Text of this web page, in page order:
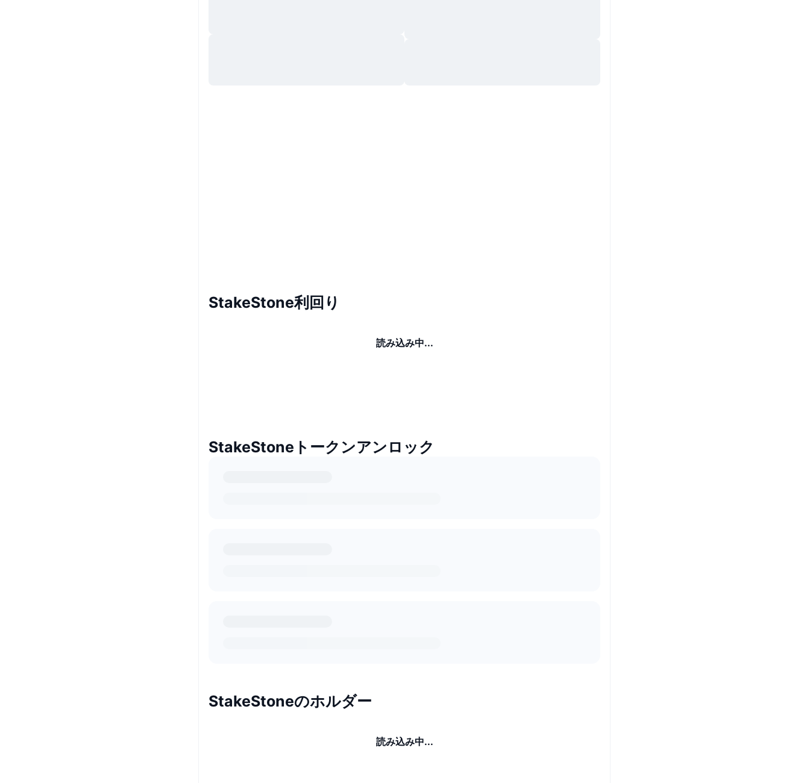
StakeStone利回り
読み込み中...
StakeStoneトークンアンロック
StakeStoneのホルダー
読み込み中...